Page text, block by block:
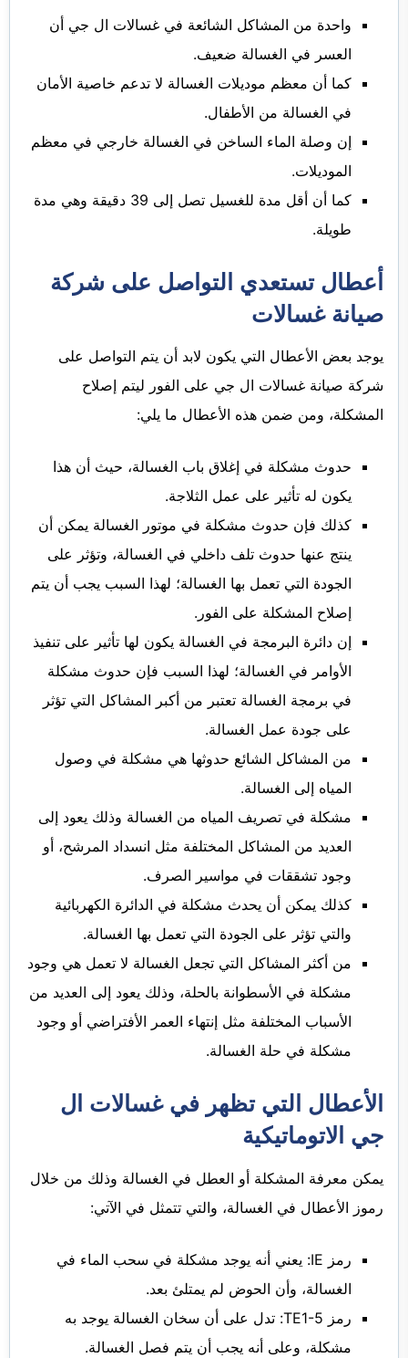
واحدة من المشاكل الشائعة في غسالات ال جي أن
العسر في الغسالة ضعيف.
كما أن معظم موديلات الغسالة لا تدعم خاصية الأمان
في الغسالة من الأطفال.
إن وصلة الماء الساخن في الغسالة خارجي في معظم
الموديلات.
كما أن أقل مدة للغسيل تصل إلى 39 دقيقة وهي مدة
طويلة.
أعطال تستعدي التواصل على شركة
صيانة غسالات
يوجد بعض الأعطال التي يكون لابد أن يتم التواصل على
شركة صيانة غسالات ال جي على الفور ليتم إصلاح
المشكلة، ومن ضمن هذه الأعطال ما يلي:
حدوث مشكلة في إغلاق باب الغسالة، حيث أن هذا
يكون له تأثير على عمل الثلاجة.
كذلك فإن حدوث مشكلة في موتور الغسالة يمكن أن
ينتج عنها حدوث تلف داخلي في الغسالة، وتؤثر على
الجودة التي تعمل بها الغسالة؛ لهذا السبب يجب أن يتم
إصلاح المشكلة على الفور.
إن دائرة البرمجة في الغسالة يكون لها تأثير على تنفيذ
الأوامر في الغسالة؛ لهذا السبب فإن حدوث مشكلة
في برمجة الغسالة تعتبر من أكبر المشاكل التي تؤثر
على جودة عمل الغسالة.
من المشاكل الشائع حدوثها هي مشكلة في وصول
المياه إلى الغسالة.
مشكلة في تصريف المياه من الغسالة وذلك يعود إلى
العديد من المشاكل المختلفة مثل انسداد المرشح، أو
وجود تشققات في مواسير الصرف.
كذلك يمكن أن يحدث مشكلة في الدائرة الكهربائية
والتي تؤثر على الجودة التي تعمل بها الغسالة.
من أكثر المشاكل التي تجعل الغسالة لا تعمل هي وجود
مشكلة في الأسطوانة بالحلة، وذلك يعود إلى العديد من
الأسباب المختلفة مثل إنتهاء العمر الأفتراضي أو وجود
مشكلة في حلة الغسالة.
الأعطال التي تظهر في غسالات ال
جي الاتوماتيكية
يمكن معرفة المشكلة أو العطل في الغسالة وذلك من خلال
رموز الأعطال في الغسالة، والتي تتمثل في الآتي:
رمز IE: يعني أنه يوجد مشكلة في سحب الماء في
الغسالة، وأن الحوض لم يمتلئ بعد.
رمز TE1-5: تدل على أن سخان الغسالة يوجد به
مشكلة، وعلى أنه يجب أن يتم فصل الغسالة.